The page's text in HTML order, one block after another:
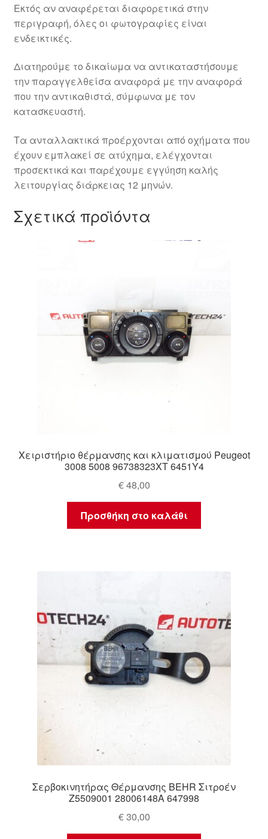
Εκτός αν αναφέρεται διαφορετικά στην
περιγραφή, όλες οι φωτογραφίες είναι
ενδεικτικές.
Διατηρούμε το δικαίωμα να αντικαταστήσουμε
την παραγγελθείσα αναφορά με την αναφορά
που την αντικαθιστά, σύμφωνα με τον
κατασκευαστή.
Τα ανταλλακτικά προέρχονται από οχήματα που
έχουν εμπλακεί σε ατύχημα, ελέγχονται
προσεκτικά και παρέχουμε εγγύηση καλής
λειτουργίας διάρκειας 12 μηνών.
Σχετικά προϊόντα
Χειριστήριο θέρμανσης και κλιματισμού Peugeot
3008 5008 96738323XT 6451Y4
€48,00
Προσθήκη στο καλάθι
Σερβοκινητήρας Θέρμανσης BEHR Σιτροέν
Z5509001 28006148A 647998
€30,00